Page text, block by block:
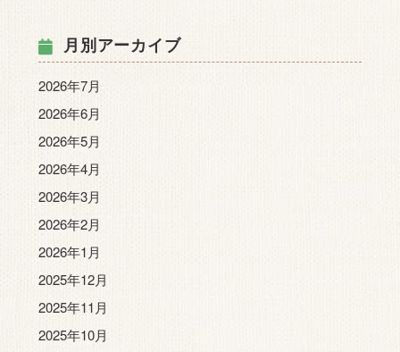
月別アーカイブ
2026年7月
2026年6月
2026年5月
2026年4月
2026年3月
2026年2月
2026年1月
2025年12月
2025年11月
2025年10月